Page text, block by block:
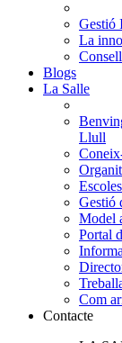
Gestió
La
Blogs
La Salle
Llull
Gestió
Model
Portal
Com
Contacte